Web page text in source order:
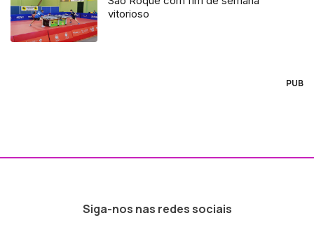
vitorioso
PUB
Siga-nos nas redes sociais